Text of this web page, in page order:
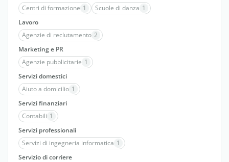
Centri di formazione 1 Scuole di danza 1
Lavoro
Agenzie di reclutamento 2
Marketing e PR
Agenzie pubblicitarie 1
Servizi domestici
Aiuto a domicilio 1
Servizi finanziari
Contabili 1
Servizi professionali
Servizi di ingegneria informatica 1
Servizio di corriere